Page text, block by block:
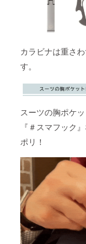
カラビナは重さ
す。
スーツの胸ポケ
『＃スマフック
ポリ！